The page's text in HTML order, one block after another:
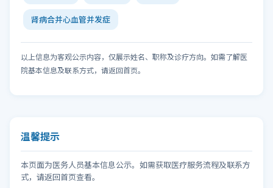
肾病合并心血管并发症
以上信息为客观公示内容，仅展示姓名、职称及诊疗方向。如需了解医
院基本信息及联系方式，请返回首页。
温馨提示
本页面为医务人员基本信息公示。如需获取医疗服务流程及联系方
式，请返回首页查看。